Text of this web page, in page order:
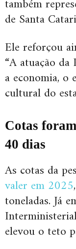
também
de Santa
Ele reforçou
“A atuação
a economia, o
cultural do
Cotas
40 dias
As cotas da
valer em 2025
toneladas. Já
elevou o teto